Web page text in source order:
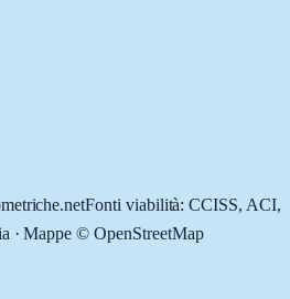
Fonti viabilità: CCISS, ACI,
· Mappe © OpenStreetMap